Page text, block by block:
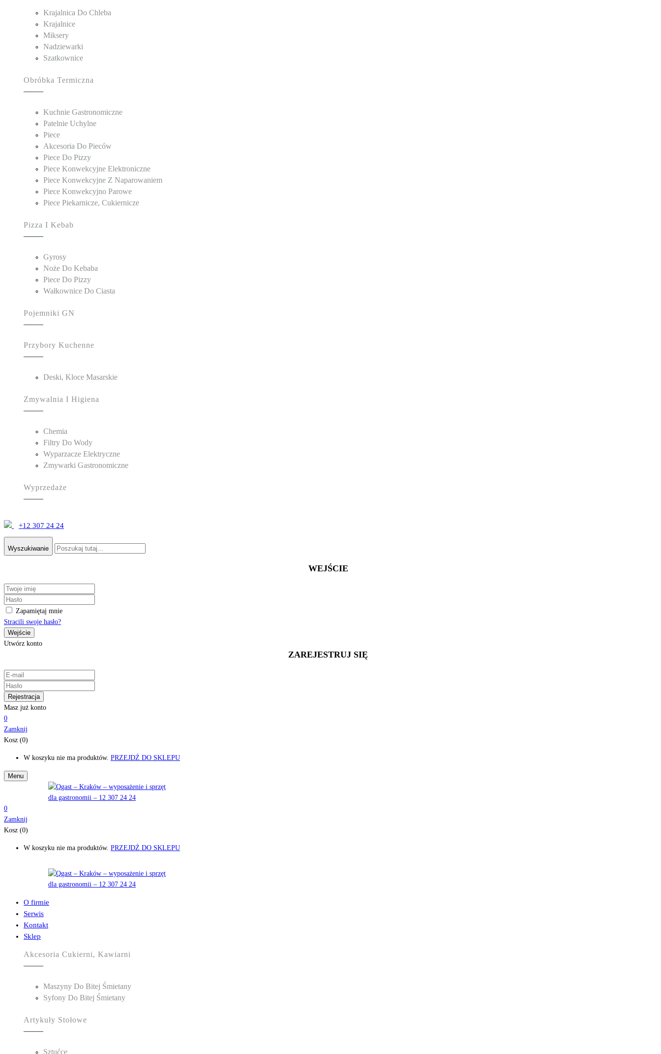
Krajalnica Do Chleba
Krajalnice
Miksery
Nadziewarki
Szatkownice
Obróbka Termiczna
Kuchnie Gastronomiczne
Patelnie Uchylne
Piece
Akcesoria Do Pieców
Piece Do Pizzy
Piece Konwekcyjne Elektroniczne
Piece Konwekcyjne Z Naparowaniem
Piece Konwekcyjno Parowe
Piece Piekarnicze, Cukiernicze
Pizza I Kebab
Gyrosy
Noże Do Kebaba
Piece Do Pizzy
Wałkownice Do Ciasta
Pojemniki GN
Przybory Kuchenne
Deski, Kloce Masarskie
Zmywalnia I Higiena
Chemia
Filtry Do Wody
Wyparzacze Elektryczne
Zmywarki Gastronomiczne
Wyprzedaże
+12 307 24 24
Wyszukiwanie
WEJŚCIE
Zapamiętaj mnie
Stracili swoje hasło?
Utwórz konto
ZAREJESTRUJ SIĘ
Masz już konto
0
Zamknij
Kosz (0)
W koszyku nie ma produktów. PRZEJDŹ DO SKLEPU
Menu
0
Zamknij
Kosz (0)
W koszyku nie ma produktów. PRZEJDŹ DO SKLEPU
O firmie
Serwis
Kontakt
Sklep
Akcesoria Cukierni, Kawiarni
Maszyny Do Bitej Śmietany
Syfony Do Bitej Śmietany
Artykuły Stołowe
Sztućce